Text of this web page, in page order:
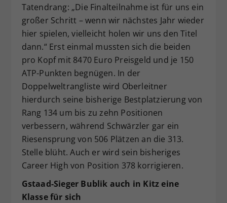
Tatendrang: „Die Finalteilnahme ist für uns ein
großer Schritt – wenn wir nächstes Jahr wieder
hier spielen, vielleicht holen wir uns den Titel
dann.“ Erst einmal mussten sich die beiden
pro Kopf mit 8470 Euro Preisgeld und je 150
ATP-Punkten begnügen. In der
Doppelweltrangliste wird Oberleitner
hierdurch seine bisherige Bestplatzierung von
Rang 134 um bis zu zehn Positionen
verbessern, während Schwärzler gar ein
Riesensprung von 506 Plätzen an die 313.
Stelle blüht. Auch er wird sein bisheriges
Career High von Position 378 korrigieren.
Gstaad-Sieger Bublik auch in Kitz eine
Klasse für sich